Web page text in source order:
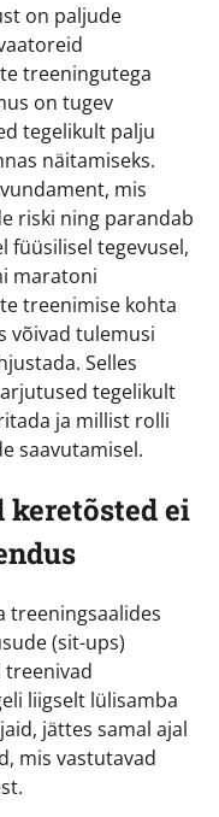
on paljude
treeningutega
on tugev
tegelikult palju
näitamiseks.
mis
riski ning parandab
füüsilisel tegevusel,
maratoni
treenimise kohta
võivad tulemusi
Selles
tegelikult
ja millist rolli
saavutamisel.
ei
treeningsaalides
(sit-ups)
treenivad
liigselt lülisamba
jättes samal ajal
mis vastutavad